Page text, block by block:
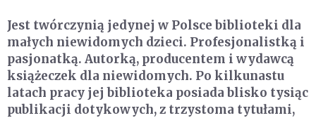
Jest twórczynią jedynej w Polsce biblioteki dla
małych niewidomych dzieci. Profesjonalistką i
pasjonatką. Autorką, producentem i wydawcą
książeczek dla niewidomych. Po kilkunastu
latach pracy jej biblioteka posiada blisko tysiąc
publikacji dotykowych, z trzystoma tytułami,